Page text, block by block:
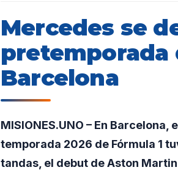
Mercedes se
pretemporada
Barcelona
MISIONES.UNO – En
temporada 2026 de Fórmula 1
tandas, el debut de Aston